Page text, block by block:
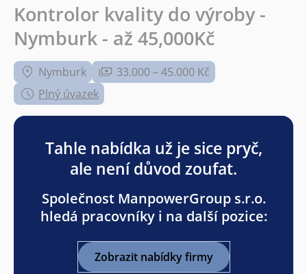
Kontrolor kvality do výroby -
Nymburk - až 45,000Kč
Nymburk
33.000 – 45.000 Kč
Plný úvazek
Tahle nabídka už je sice pryč,
ale není důvod zoufat.
Společnost ManpowerGroup s.r.o.
hledá pracovníky i na další pozice:
Zobrazit nabídky firmy